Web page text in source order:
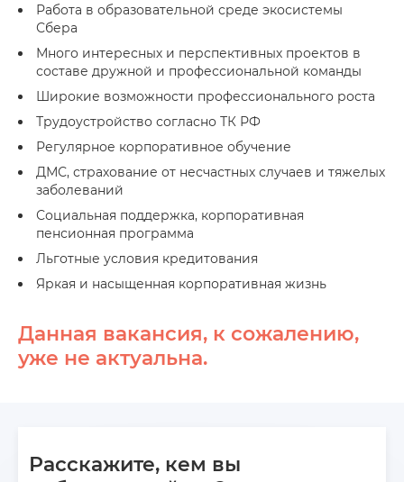
Работа в образовательной среде экосистемы
Сбера
Много интересных и перспективных проектов в
составе дружной и профессиональной команды
Широкие возможности профессионального роста
Трудоустройство согласно ТК РФ
Регулярное корпоративное обучение
ДМС, страхование от несчастных случаев и тяжелых
заболеваний
Социальная поддержка, корпоративная
пенсионная программа
Льготные условия кредитования
Яркая и насыщенная корпоративная жизнь
Данная вакансия, к сожалению,
уже не актуальна.
Расскажите, кем вы